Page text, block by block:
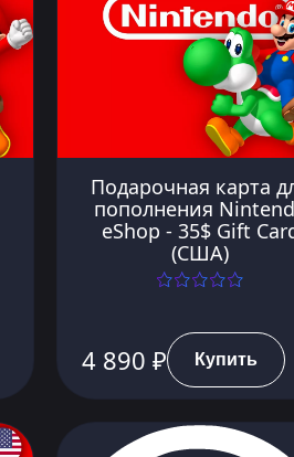
Подарочная карта
пополнения
eShop - 35$ Gift
(США)
4 890 ₽ Купить